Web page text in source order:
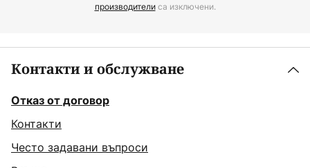
производителиса изключени.
Контакти и обслужване
Отказ от договор
Контакти
Често задавани въпроси